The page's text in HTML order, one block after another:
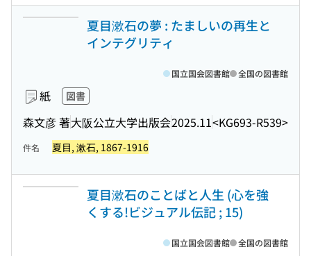
夏目漱石の夢 : たましいの再生と
インテグリティ
紙 図書
森文彦 著大阪公立大学出版会2025.11<KG693-R539>
国立国会図書館 全国の図書館
件名 夏目, 漱石, 1867-1916
夏目漱石のことばと人生 (心を強
くする!ビジュアル伝記 ; 15)
国立国会図書館 全国の図書館